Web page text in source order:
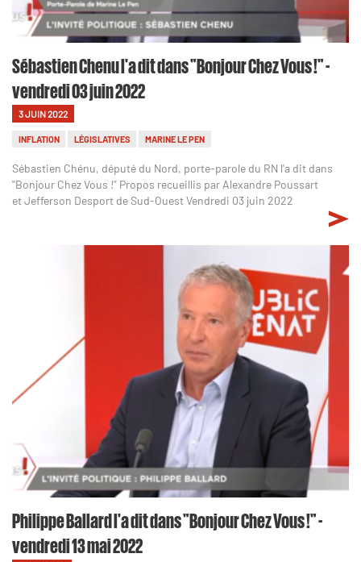
Sébastien Chenu l'a dit dans "Bonjour Chez Vous !" -
vendredi 03 juin 2022
3 JUIN 2022
INFLATION LÉGISLATIVES MARINE LE PEN
Sébastien Chénu, député du Nord, porte-parole du RN l'a dit dans
"Bonjour Chez Vous !" Propos recueillis par Alexandre Poussart
et Jefferson Desport de Sud-Ouest Vendredi 03 juin 2022
Philippe Ballard l'a dit dans "Bonjour Chez Vous !" -
vendredi 13 mai 2022